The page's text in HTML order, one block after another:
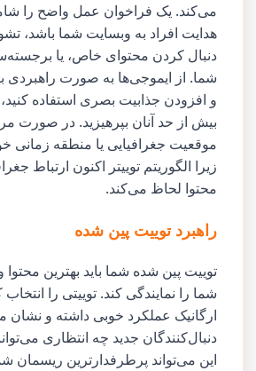
می‌کند. یک فراخوان عمل واضح را
هدایت افراد به وبسایت شما باشد،
دنبال کردن محتوای خاص، یا
شما. از ایموجی‌ها به صورت
و افزودن جذابیت بصری استفاده کنید،
بیش از حد آنان بپرهیزید. در صورت
موقعیت جغرافیایی یا منطقه زمانی
زیرا الگوریتم توییتر اکنون ارتباط
محتوا لحاظ می‌کند.
راهبرد توییت پین شده
توییت پین شده شما باید بهترین
شما را نمایندگی کند. توییتی را
ارگانیک عملکرد خوبی داشته و نشان
دنبال‌کنندگان جدید چه انتظاری
این می‌تواند پرطرفدارترین ریسمان